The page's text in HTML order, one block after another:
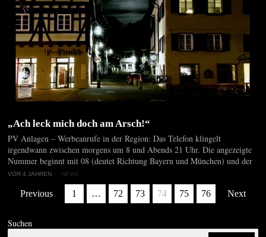
„Ach leck mich doch am Arsch!“
PV Anlagen – Werbeanrufe in der Region: Das Telefon klingelt
irgendwann zwischen morgens um 8 und Abends 21 Uhr. Die angezeigte
Nummer beginnt mit 08 (deutet Richtung Bayern und München) und der
VOR 4 JAHREN NEWS
Previous 1 … 72 73 74 75 76 Next
Suchen